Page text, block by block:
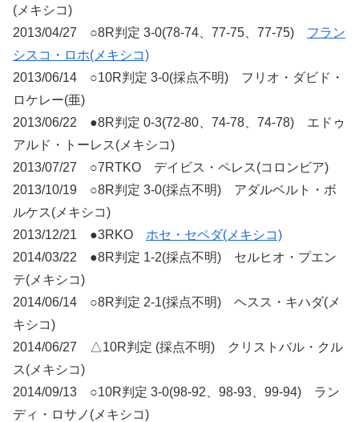
(メキシコ)
2013/04/27 ○8R判定 3-0(78-74、77-75、77-75) フラン
シスコ・ロホ(メキシコ)
2013/06/14 ○10R判定 3-0(採点不明) フリオ・ダビド・
ロケレー(亜)
2013/06/22 ●8R判定 0-3(72-80、74-78、74-78) エドゥ
アルド・トーレス(メキシコ)
2013/07/27 ○7RTKO デイビス・ペレス(コロンビア)
2013/10/19 ○8R判定 3-0(採点不明) アダルベルト・ボ
ルケス(メキシコ)
2013/12/21 ●3RKO ホセ・セペダ(メキシコ)
2014/03/22 ●8R判定 1-2(採点不明) セルヒオ・プエン
テ(メキシコ)
2014/06/14 ○8R判定 2-1(採点不明) ヘスス・キハダ(メ
キシコ)
2014/06/27 △10R判定 (採点不明) クリストバル・クル
ス(メキシコ)
2014/09/13 ○10R判定 3-0(98-92、98-93、99-94) ラン
ディ・ロサノ(メキシコ)